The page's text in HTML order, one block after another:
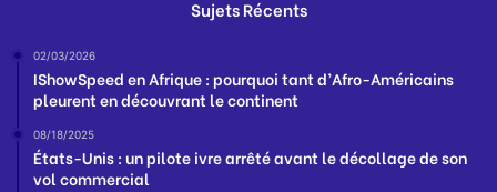
Sujets Récents
02/03/2026
IShowSpeed en Afrique : pourquoi tant d’Afro-Américains
pleurent en découvrant le continent
08/18/2025
États-Unis : un pilote ivre arrêté avant le décollage de son
vol commercial